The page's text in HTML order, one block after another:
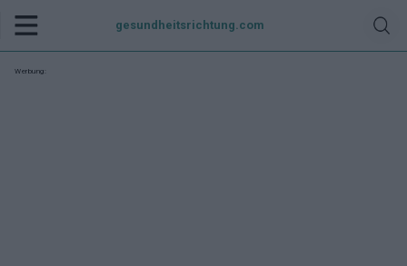
gesundheitsrichtung.com
Werbung: